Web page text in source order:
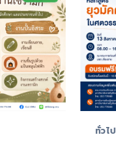
ทั่วไป